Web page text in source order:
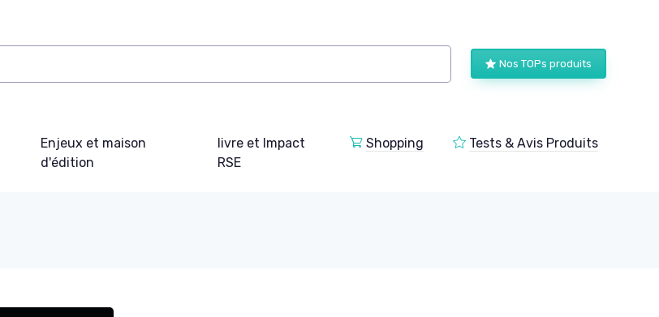
Nos TOPs produits
Enjeux et maison
d'édition
livre et Impact
RSE
Shopping Tests & Avis Produits